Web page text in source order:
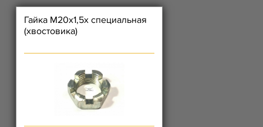
Гайка М20х1,5х специальная
(хвостовика)